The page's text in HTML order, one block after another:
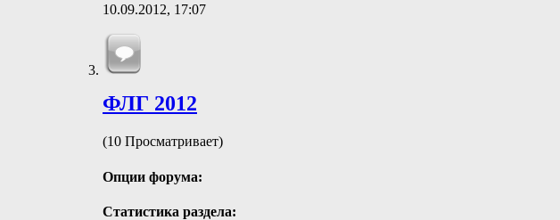
10.09.2012, 17:07
ФЛГ 2012
(10 Просматривает)
Опции форума:
Статистика раздела: